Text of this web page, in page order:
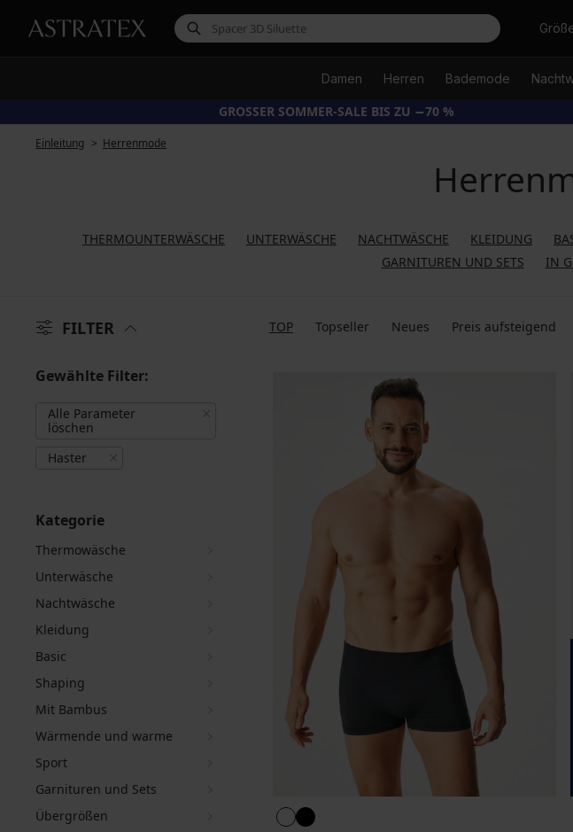
Suche
Damen Herren Bademode
GROSSER SOMMER-SALE BIS ZU −70 %
Einleitung Herrenmode
THERMOUNTERWÄSCHE UNTERWÄSCHE NACHTWÄSCHE KLEIDUNG
GARNITUREN UND SETS
IN
FILTER TOP Topseller Neues Preis aufsteigend
Gewählte Filter:
Alle Parameter
löschen
Haster
Kategorie
Thermowäsche
Unterwäsche
Nachtwäsche
Kleidung
Basic
Shaping
Mit Bambus
Wärmende und warme
Sport
Garnituren und Sets
Übergrößen